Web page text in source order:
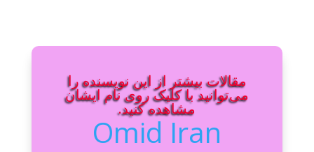
مقالات بیشتر از این نویسنده را
می‌توانید با کلیک روی نام ایشان
مشاهده کنید.
Omid Iran